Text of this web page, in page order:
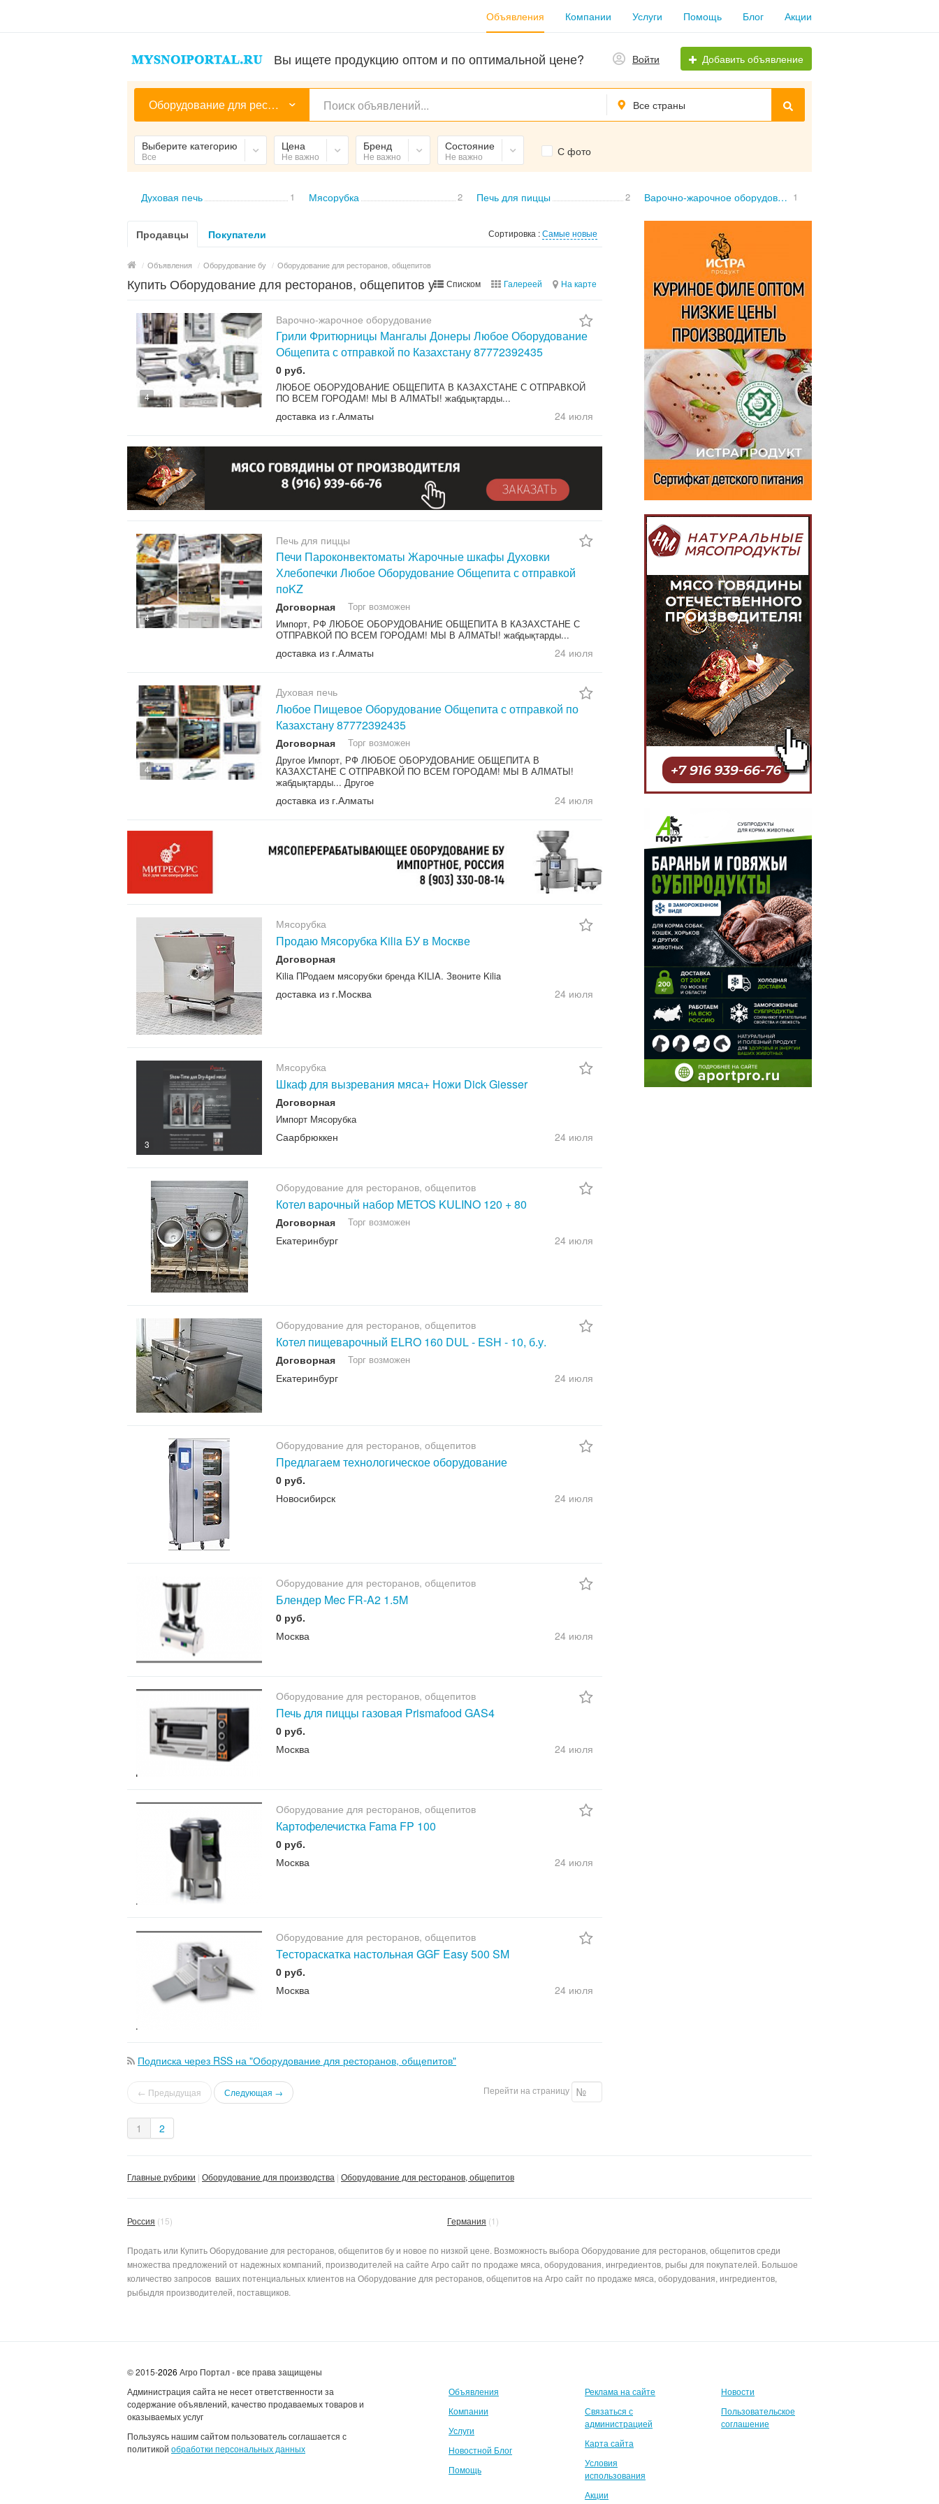
Объявления Компании Услуги Помощь Блог Акции
Вы ищете продукцию оптом и по оптимальной цене? Войти Добавить объявление
Оборудование для ресторанов, общепитов Все страны
Выберите категорию
Все
Цена
Не важно
Бренд
Не важно
Состояние
Не важно С фото
Духовая печь 1 Мясорубка 2 Печь для пиццы 2 Варочно-жарочное оборудование 1
Продавцы Покупатели Сортировка :Самые новые
/ Объявления / Оборудование бу / Оборудование для ресторанов, общепитов
Купить Оборудование для ресторанов, общепитов у производителя
Списком Галереей На карте
4
Варочно-жарочное оборудование
Грили Фритюрницы Мангалы Донеры Любое Оборудование
Общепита с отправкой по Казахстану 87772392435
0 руб.
ЛЮБОЕ ОБОРУДОВАНИЕ ОБЩЕПИТА В КАЗАХСТАНЕ С ОТПРАВКОЙ
ПО ВСЕМ ГОРОДАМ! МЫ В АЛМАТЫ! жабдықтарды...
доставка из г.Алматы 24 июля
4
Печь для пиццы
Печи Пароконвектоматы Жарочные шкафы Духовки
Хлебопечки Любое Оборудование Общепита с отправкой
поKZ
Договорная
Торг возможен
Импорт, РФ ЛЮБОЕ ОБОРУДОВАНИЕ ОБЩЕПИТА В КАЗАХСТАНЕ С
ОТПРАВКОЙ ПО ВСЕМ ГОРОДАМ! МЫ В АЛМАТЫ! жабдықтарды...
доставка из г.Алматы 24 июля
4
Духовая печь
Любое Пищевое Оборудование Общепита с отправкой по
Казахстану 87772392435
Договорная
Торг возможен
Другое Импорт, РФ ЛЮБОЕ ОБОРУДОВАНИЕ ОБЩЕПИТА В
КАЗАХСТАНЕ С ОТПРАВКОЙ ПО ВСЕМ ГОРОДАМ! МЫ В АЛМАТЫ!
жабдықтарды... Другое
доставка из г.Алматы 24 июля
Мясорубка
Продаю Мясорубка Kilia БУ в Москве
Договорная
Kilia ПРодаем мясорубки бренда KILIA. Звоните Kilia
доставка из г.Москва 24 июля
3
Мясорубка
Шкаф для вызревания мяса+ Ножи Dick Giesser
Договорная
Импорт Мясорубка
Саарбрюккен 24 июля
Оборудование для ресторанов, общепитов
Котел варочный набор METOS KULINO 120 + 80
Договорная Торг возможен
Екатеринбург 24 июля
Оборудование для ресторанов, общепитов
Котел пищеварочный ELRO 160 DUL - ESH - 10, б.у.
Договорная Торг возможен
Екатеринбург 24 июля
Оборудование для ресторанов, общепитов
Предлагаем технологическое оборудование
0 руб.
Новосибирск
24 июля
Оборудование для ресторанов, общепитов
Блендер Mec FR-A2 1.5M
0 руб.
Москва
24 июля
Оборудование для ресторанов, общепитов
Печь для пиццы газовая Prismafood GAS4
0 руб.
Москва
24 июля
Оборудование для ресторанов, общепитов
Картофелечистка Fama FP 100
0 руб.
Москва
24 июля
Оборудование для ресторанов, общепитов
Тестораскатка настольная GGF Easy 500 SM
0 руб.
Москва
24 июля
Подписка через RSS на "Оборудование для ресторанов, общепитов"
← Предыдущая Следующая → Перейти на страницу
1 2
Главные рубрики Оборудование для производства Оборудование для ресторанов, общепитов
Россия (15) Германия (1)
Продать или Купить Оборудование для ресторанов, общепитов бу и новое по низкой цене. Возможность выбора Оборудование для ресторанов, общепитов среди
множества предложений от надежных компаний, производителей на сайте Агро сайт по продаже мяса, оборудования, ингредиентов, рыбы для покупателей. Большое
количество запросов ваших потенциальных клиентов на Оборудование для ресторанов, общепитов на Агро сайт по продаже мяса, оборудования, ингредиентов,
рыбыдля производителей, поставщиков.
© 2015-2026 Агро Портал - все права защищены
Администрация сайта не несет ответственности за
содержание объявлений, качество продаваемых товаров и
оказываемых услуг
Пользуясь нашим сайтом пользователь соглашается с
политикой обработки персональных данных
Объявления
Компании
Услуги
Новостной Блог
Помощь
Реклама на сайте
Связаться с
администрацией
Карта сайта
Условия
использования
Акции
Новости
Пользовательское
соглашение